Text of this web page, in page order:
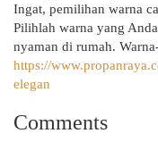
Ingat, pemilihan warna
Pilihlah warna yang
nyaman di rumah.
https://
elegan
Comments